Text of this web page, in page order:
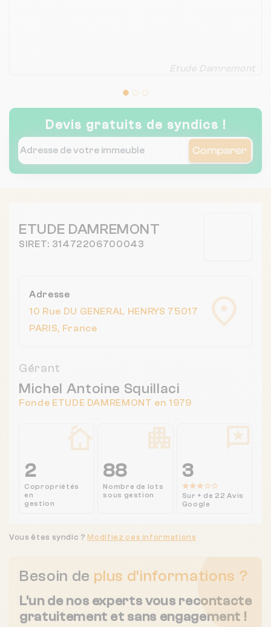
Etude Damremont
Devis gratuits de syndics !
Comparer
ETUDE DAMREMONT
SIRET: 31472206700043
Adresse
10 Rue DU GENERAL HENRYS 75017
PARIS, France
Gérant
Michel Antoine Squillaci
Fonde ETUDE DAMREMONT en 1979
2
Copropriétés
en
gestion
88
Nombre de lots
sous gestion
3
Sur + de 22 Avis
Google
Besoin de plus d'informations ?
L'un de nos experts vous recontacte
gratuitement et sans engagement !
Vous êtes syndic ? Modifiez ces informations